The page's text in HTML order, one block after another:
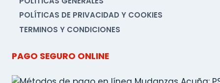
POLÍTICAS DE PRIVACIDAD Y COOKIES
TERMINOS Y CONDICIONES
PAGO SEGURO ONLINE